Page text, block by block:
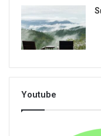
Youtube